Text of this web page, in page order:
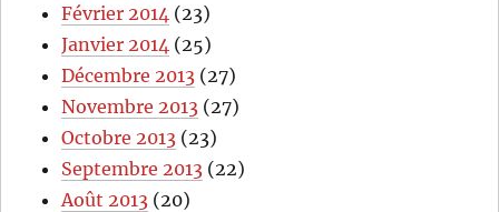
Février 2014 (23)
Janvier 2014 (25)
Décembre 2013 (27)
Novembre 2013 (27)
Octobre 2013 (23)
Septembre 2013 (22)
Août 2013 (20)